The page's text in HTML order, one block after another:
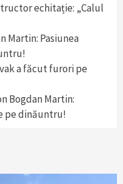
echitație: „Calul
Martin: Pasiunea
a făcut furori pe
Bogdan Martin:
pe dinăuntru!